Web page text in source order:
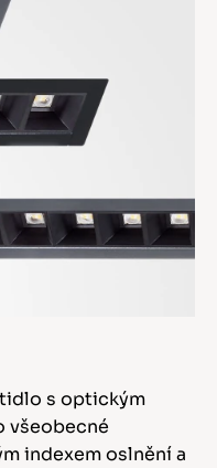
s optickým
všeobecné
indexem oslnění a